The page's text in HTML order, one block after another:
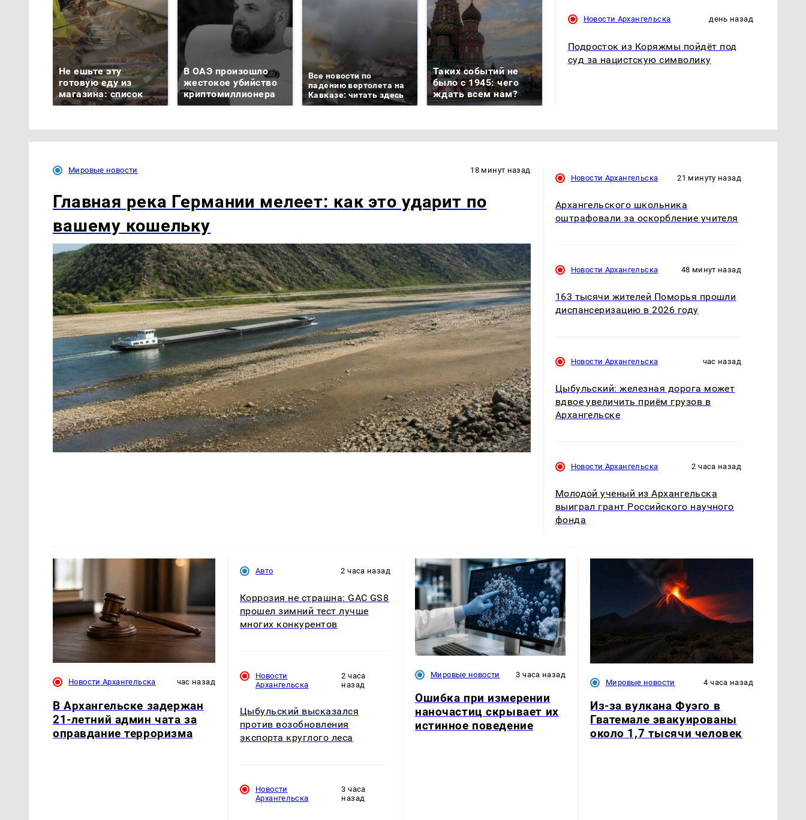
Не ешьте эту
готовую еду из
магазина: список
В ОАЭ произошло
жестокое убийство
криптомиллионера
Все новости по
падению вертолета на
Кавказе: читать здесь
Таких событий не
было с 1945: чего
ждать всем нам?
СМИ: В Химках на
Новости Архангельска день назад
Подросток из Коряжмы пойдёт под
суд за нацистскую символику
Мировые новости 18 минут назад
Главная река Германии мелеет: как это ударит по
вашему кошельку
Новости Архангельска 21 минуту назад
Архангельского школьника
оштрафовали за оскорбление учителя
Новости Архангельска 48 минут назад
163 тысячи жителей Поморья прошли
диспансеризацию в 2026 году
Новости Архангельска час назад
Цыбульский: железная дорога может
вдвое увеличить приём грузов в
Архангельске
Новости Архангельска 2 часа назад
Молодой ученый из Архангельска
выиграл грант Российского научного
фонда
Новости Архангельска час назад
В Архангельске задержан
21-летний админ чата за
оправдание терроризма
Авто 2 часа назад
Коррозия не страшна: GAC GS8
прошел зимний тест лучше
многих конкурентов
Новости
Архангельска
2 часа
назад
Цыбульский высказался
против возобновления
экспорта круглого леса
Новости
Архангельска
3 часа
назад
Мировые новости 3 часа назад
Ошибка при измерении
наночастиц скрывает их
истинное поведение
Мировые новости 4 часа назад
Из-за вулкана Фуэго в
Гватемале эвакуированы
около 1,7 тысячи человек